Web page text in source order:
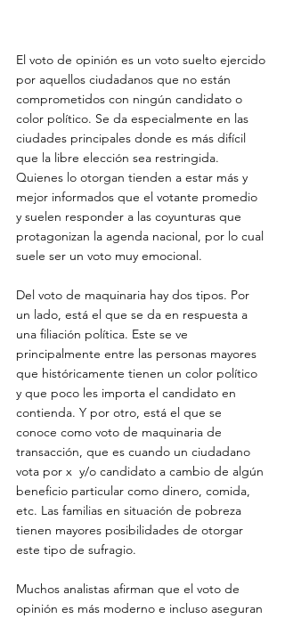
El voto de opinión es un voto suelto ejercido
por aquellos ciudadanos que no están
comprometidos con ningún candidato o
color político. Se da especialmente en las
ciudades principales donde es más difícil
que la libre elección sea restringida.
Quienes lo otorgan tienden a estar más y
mejor informados que el votante promedio
y suelen responder a las coyunturas que
protagonizan la agenda nacional, por lo cual
suele ser un voto muy emocional.
Del voto de maquinaria hay dos tipos. Por
un lado, está el que se da en respuesta a
una filiación política. Este se ve
principalmente entre las personas mayores
que históricamente tienen un color político
y que poco les importa el candidato en
contienda. Y por otro, está el que se
conoce como voto de maquinaria de
transacción, que es cuando un ciudadano
vota por x  y/o candidato a cambio de algún
beneficio particular como dinero, comida,
etc. Las familias en situación de pobreza
tienen mayores posibilidades de otorgar
este tipo de sufragio.
Muchos analistas afirman que el voto de
opinión es más moderno e incluso aseguran